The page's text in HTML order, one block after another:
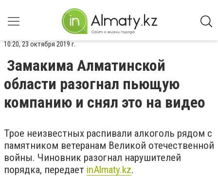
10:20, 23 октября 2019 г.
Замакима Алматинской
области разогнал пьющую
компанию и снял это на видео
Трое неизвестных распивали алкоголь рядом с
памятником ветеранам Великой отечественной
войны. Чиновник разогнал нарушителей
порядка, передает inAlmaty.kz.